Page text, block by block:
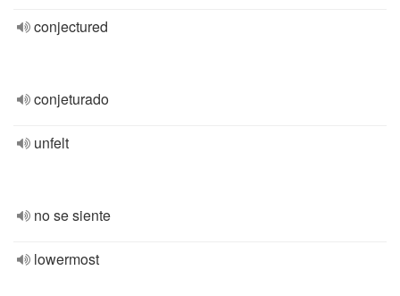
conjectured
conjeturado
unfelt
no se siente
lowermost